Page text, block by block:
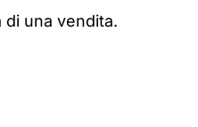
di una vendita.